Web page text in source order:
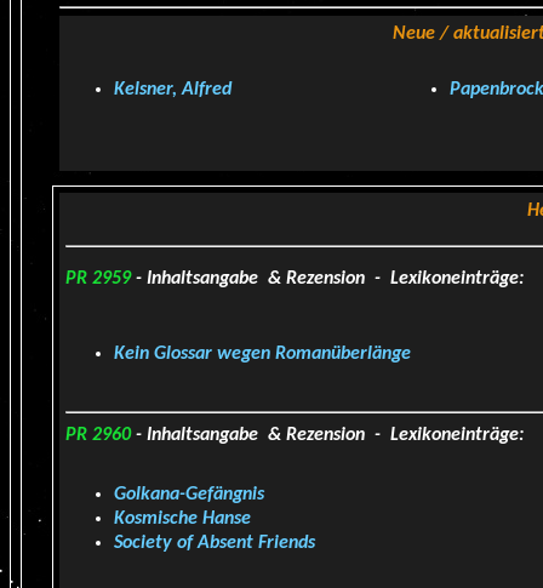
Neue /
Kelsner, Alfred
PR 2959- Inhaltsangabe & Rezension - Lexikoneinträge:
Kein Glossar wegen Romanüberlänge
PR 2960- Inhaltsangabe & Rezension - Lexikoneinträge:
Golkana-Gefängnis
Kosmische Hanse
Society of Absent Friends